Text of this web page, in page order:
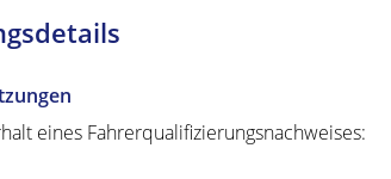
eines Fahrerqualifizierungsnachweises: